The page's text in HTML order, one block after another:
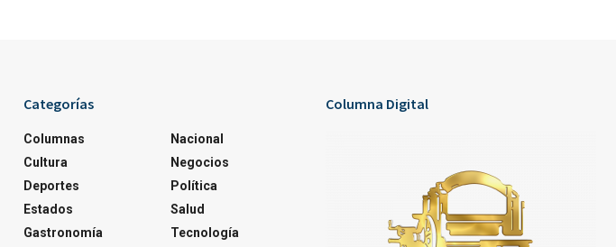
Categorías
Columnas
Cultura
Deportes
Estados
Gastronomía
Nacional
Negocios
Política
Salud
Tecnología
Columna Digital